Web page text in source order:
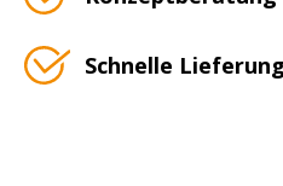
Schnelle Lieferung